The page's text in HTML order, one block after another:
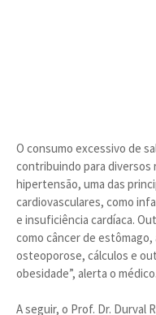
O consumo excessivo de
contribuindo para diversos
hipertensão, uma das
cardiovasculares, como
e insuficiência cardíaca.
como câncer de
osteoporose, cálculos e
obesidade”, alerta o médico.
A seguir, o Prof. Dr. Durval